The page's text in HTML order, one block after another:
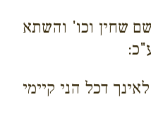
שחין וכו' והשתא
דכל הני קיימי